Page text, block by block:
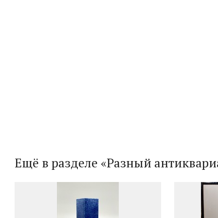
Ещё в разделе «Разный